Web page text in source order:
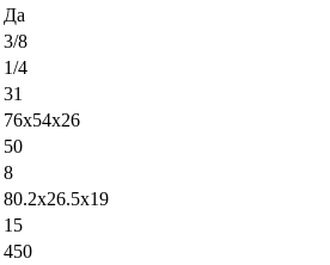
Да
3/8
1/4
31
76x54x26
50
8
80.2x26.5x19
15
450